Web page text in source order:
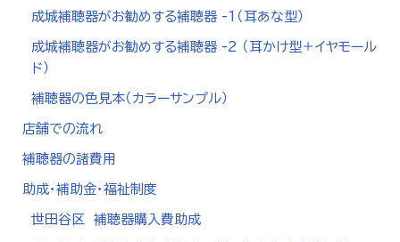
成城補聴器がお勧めする補聴器 -1（耳あな型）
成城補聴器がお勧めする補聴器 -2 （耳かけ型＋イヤモール
ド）
補聴器の色見本（カラーサンプル）
店舗での流れ
補聴器の諸費用
助成・補助金・福祉制度
世田谷区 補聴器購入費助成